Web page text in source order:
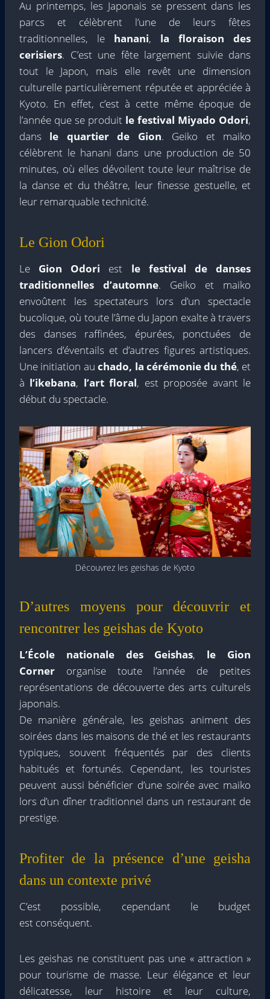
Au printemps, les Japonais se pressent dans les
parcs et célèbrent l’une de leurs fêtes
traditionnelles, le hanani, la
floraison des
cerisiers. C’est une fête largement suivie dans
tout le Japon, mais elle revêt une dimension
culturelle particulièrement réputée et appréciée à
Kyoto. En effet, c’est à cette même époque de
l’année que se produit le festival Miyado Odori,
dans le quartier de Gion. Geiko et maiko
célèbrent le hanani dans une production de 50
minutes, où elles dévoilent toute leur maîtrise de
la danse et du théâtre, leur finesse gestuelle, et
leur remarquable technicité.
Le Gion Odori
Le Gion Odori est le festival de danses
traditionnelles d’automne. Geiko et maiko
envoûtent les spectateurs lors d’un spectacle
bucolique, où toute l’âme du Japon exalte à travers
des danses raffinées, épurées, ponctuées de
lancers d’éventails et d’autres figures artistiques.
Une initiation au chado, la cérémonie du thé, et
à l’ikebana, l’art floral, est proposée avant le
début du spectacle.
Découvrez les geishas de Kyoto
D’autres moyens pour découvrir et
rencontrer les geishas de Kyoto
L’École nationale des Geishas, le Gion
Corner organise toute l’année de petites
représentations de découverte des arts culturels
japonais.
De manière générale, les geishas animent des
soirées dans les maisons de thé et les restaurants
typiques, souvent fréquentés par des clients
habitués et fortunés. Cependant, les touristes
peuvent aussi bénéficier d’une soirée avec maiko
lors d’un dîner traditionnel dans un restaurant de
prestige.
Profiter de la présence d’une geisha
dans un contexte privé
C’est possible, cependant le budget
est conséquent.
Les geishas ne constituent pas une « attraction »
pour tourisme de masse. Leur élégance et leur
délicatesse, leur histoire et leur culture,